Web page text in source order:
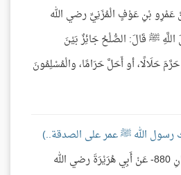
876- عَنْ عَمْرِو بْنِ عَوْفٍ الْمُزَنِيِّ رضي الله
ﷺ قَالَ: الصُّلْحُ جَائِزٌ بَيْنَ
حَلَالًا، أو أَحَلَّ حَرَامًا، والْمُسْلِمُونَ
بَابُ الْحوَالَةِ والضَّمَانِ 880- عَنْ أَبِي هُرَيْرَةَ رضي الله